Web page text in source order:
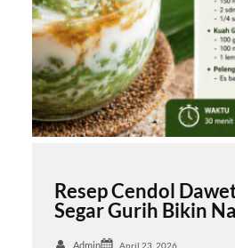
Resep Cendol
Segar Gurih Bikin
Admin April 23, 2026